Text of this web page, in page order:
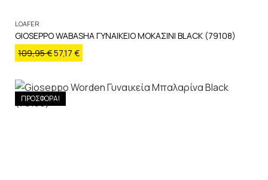
LOAFER
GIOSEPPO WABASHA ΓΥΝΑΙΚΕΙΟ ΜΟΚΑΣΙΝΙ BLACK (79108)
109,95€57,17 €
ΠΡΟΣΦΟΡΑ!